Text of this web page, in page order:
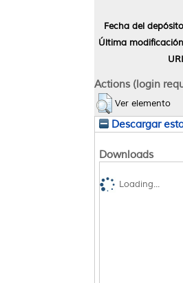
Fecha del
Última
Actions (login
Ver elemento
Descargar
Downloads
Loading...